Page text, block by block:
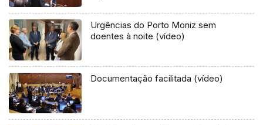
Urgências do Porto Moniz sem
doentes à noite (vídeo)
Documentação facilitada (vídeo)